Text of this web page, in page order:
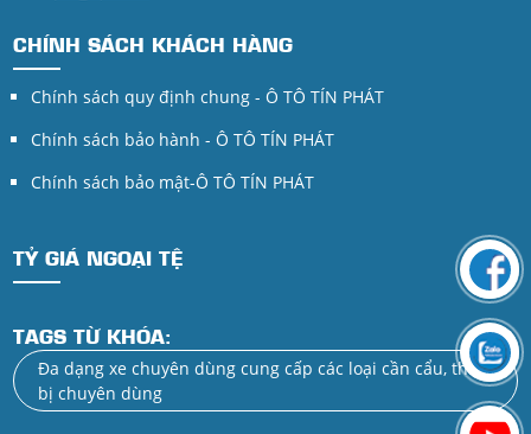
CHÍNH SÁCH KHÁCH HÀNG
Chính sách quy định chung - Ô TÔ TÍN PHÁT
Chính sách bảo hành - Ô TÔ TÍN PHÁT
Chính sách bảo mật-Ô TÔ TÍN PHÁT
TỶ GIÁ NGOẠI TỆ
TAGS TỪ KHÓA:
Đa dạng xe chuyên dùng cung cấp các loại cần cẩu, thiết
bị chuyên dùng